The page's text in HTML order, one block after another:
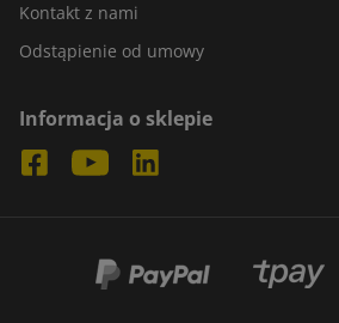
Kontakt z nami
Odstąpienie od umowy
Informacja o sklepie